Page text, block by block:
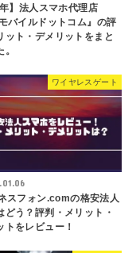
】法人スマホ代理店
バイルドットコム』の評
ット・デメリットをまと
ワイヤレスゲート
スフォン.comの格安法人
どう？評判・メリット・
トをレビュー！